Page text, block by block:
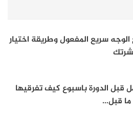
سريع المفعول وطريقة اختيار
قبل الدورة باسبوع كيف تفرقيها
ما قبل…